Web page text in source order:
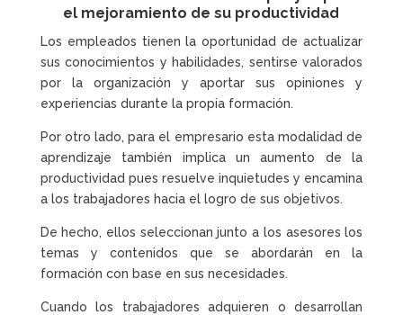
el mejoramiento de su productividad
Los empleados tienen la oportunidad de actualizar
sus conocimientos y habilidades, sentirse valorados
por la organización y aportar sus opiniones y
experiencias durante la propia formación.
Por otro lado, para el empresario esta modalidad de
aprendizaje también implica un aumento de la
productividad pues resuelve inquietudes y encamina
a los trabajadores hacia el logro de sus objetivos.
De hecho, ellos seleccionan junto a los asesores los
temas y contenidos que se abordarán en la
formación con base en sus necesidades.
Cuando los trabajadores adquieren o desarrollan